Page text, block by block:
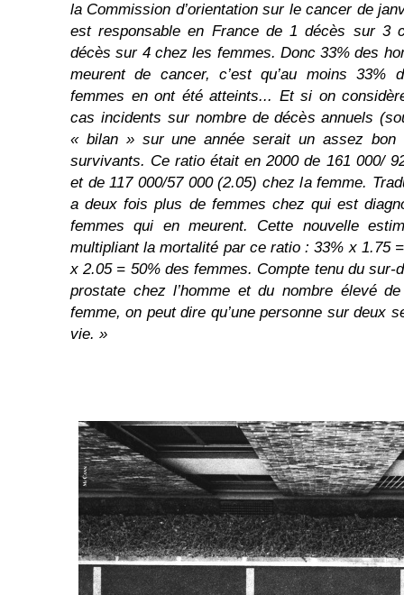
la Commission d’orientation sur le cancer de
est responsable en France de 1 décès sur 3
décès sur 4 chez les femmes. Donc 33% des
meurent de cancer, c’est qu’au moins 33%
femmes en ont été atteints... Et si on
cas incidents sur nombre de décès annuels
« bilan » sur une année serait un assez bon
survivants. Ce ratio était en 2000 de 161 000/
et de 117 000/57 000 (2.05) chez la femme.
a deux fois plus de femmes chez qui est
femmes qui en meurent. Cette nouvelle
multipliant la mortalité par ce ratio : 33% x 1.75
x 2.05 = 50% des femmes. Compte tenu du sur-
prostate chez l’homme et du nombre élevé
femme, on peut dire qu’une personne sur deux
vie. »